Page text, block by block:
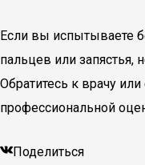
Если вы испытываете
пальцев или запястья,
Обратитесь к врачу
профессиональной
Поделиться